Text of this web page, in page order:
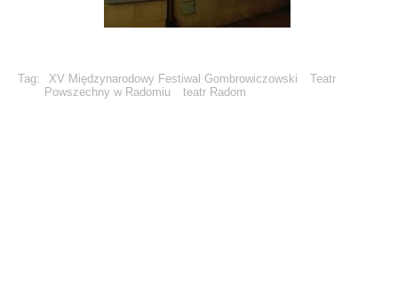
Tag: XV Międzynarodowy Festiwal Gombrowiczowski
Teatr
Powszechny w Radomiu
teatr Radom